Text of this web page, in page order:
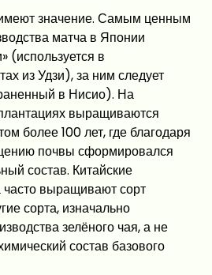
значение. Самым ценным
матча в Японии
(используется в
из Удзи), за ним следует
в Нисио). На
выращиваются
более 100 лет, где благодаря
почвы сформировался
состав. Китайские
часто выращивают сорт
сорта, изначально
зелёного чая, а не
состав базового